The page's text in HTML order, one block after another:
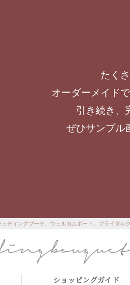
たく
オーダーメイド
引き続き、
ぜひサンプル
ディングブーケ、ウェルカムボード、ブライダル
ショッピングガイド